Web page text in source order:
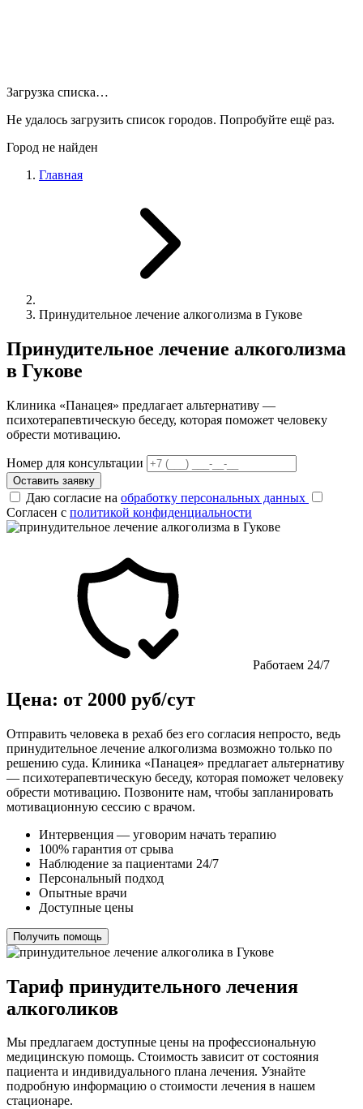
Загрузка списка…
Не удалось загрузить список городов. Попробуйте ещё раз.
Город не найден
Главная
Принудительное лечение алкоголизма в Гукове
Принудительное лечение алкоголизма
в Гукове
Клиника «Панацея» предлагает альтернативу —
психотерапевтическую беседу, которая поможет человеку
обрести мотивацию.
Номер для консультации
Оставить заявку
Даю согласие на обработку персональных данных
Согласен с политикой конфиденциальности
Работаем 24/7
Цена: от 2000 руб/сут
Отправить человека в рехаб без его согласия непросто, ведь
принудительное лечение алкоголизма возможно только по
решению суда. Клиника «Панацея» предлагает альтернативу
— психотерапевтическую беседу, которая поможет человеку
обрести мотивацию. Позвоните нам, чтобы запланировать
мотивационную сессию с врачом.
Интервенция — уговорим начать терапию
100% гарантия от срыва
Наблюдение за пациентами 24/7
Персональный подход
Опытные врачи
Доступные цены
Получить помощь
Тариф принудительного лечения
алкоголиков
Мы предлагаем доступные цены на профессиональную
медицинскую помощь. Стоимость зависит от состояния
пациента и индивидуального плана лечения. Узнайте
подробную информацию о стоимости лечения в нашем
стационаре.